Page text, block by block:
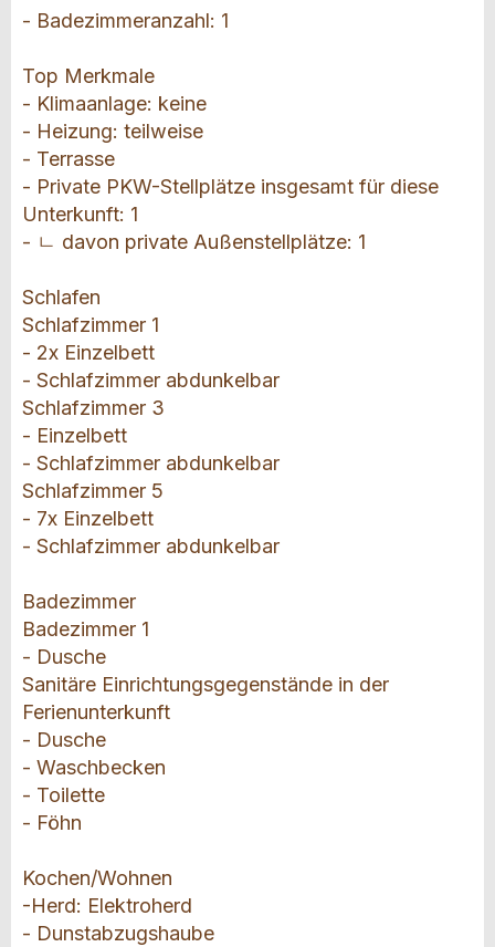
- Badezimmeranzahl: 1
Top Merkmale
- Klimaanlage: keine
- Heizung: teilweise
- Terrasse
- Private PKW-Stellplätze insgesamt für diese
Unterkunft: 1
- ㄴ davon private Außen­stellplätze: 1
Schlafen
Schlafzimmer 1
- 2x Einzelbett
- Schlafzimmer abdunkelbar
Schlafzimmer 3
- Einzelbett
- Schlafzimmer abdunkelbar
Schlafzimmer 5
- 7x Einzelbett
- Schlafzimmer abdunkelbar
Badezimmer
Badezimmer 1
- Dusche
Sanitäre Einrichtungsgegenstände in der
Ferienunterkunft
- Dusche
- Waschbecken
- Toilette
- Föhn
Kochen/Wohnen
-Herd: Elektroherd
- Dunstabzugshaube